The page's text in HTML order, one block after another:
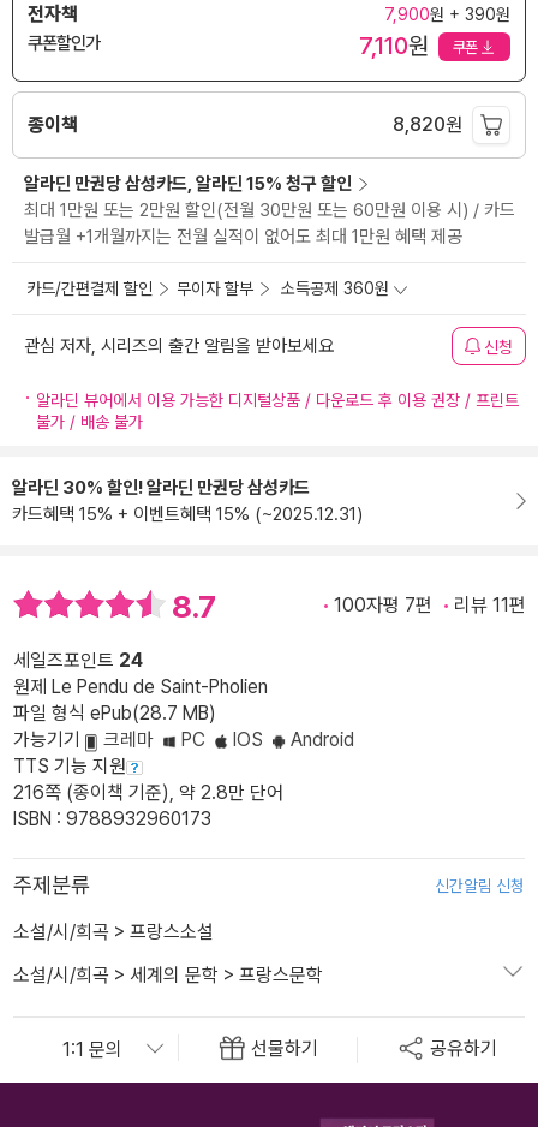
전자책 7,900원 + 390원
쿠폰할인가 7,110원 쿠폰
종이책 8,820원
알라딘 만권당 삼성카드, 알라딘 15% 청구 할인
최대 1만원 또는 2만원 할인(전월 30만원 또는 60만원 이용 시) / 카드
발급월 +1개월까지는 전월 실적이 없어도 최대 1만원 혜택 제공
카드/간편결제 할인 무이자 할부 소득공제 360원
관심 저자, 시리즈의 출간 알림을 받아보세요 신청
알라딘 뷰어에서 이용 가능한 디지털상품 / 다운로드 후 이용 권장 / 프린트
불가 / 배송 불가
알라딘 30% 할인! 알라딘 만권당 삼성카드
카드혜택 15% + 이벤트혜택 15% (~2025.12.31)
8.7 100자평 7편 리뷰 11편
세일즈포인트 24
원제 Le Pendu de Saint-Pholien
파일 형식 ePub(28.7 MB)
가능기기
크레마 PC IOS
Android
TTS 기능 지원
216쪽 (종이책 기준), 약 2.8만 단어
ISBN : 9788932960173
주제분류 신간알림 신청
소설/시/희곡 > 프랑스소설
소설/시/희곡 > 세계의 문학 > 프랑스문학
선물하기 공유하기